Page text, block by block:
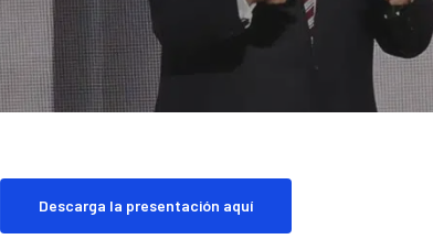
By Charles Kuck
Descarga la presentación aquí